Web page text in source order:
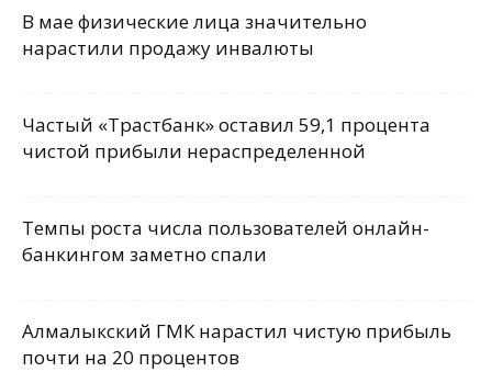
В мае физические лица значительно
нарастили продажу инвалюты
Частый «Трастбанк» оставил 59,1 процента
чистой прибыли нераспределенной
Темпы роста числа пользователей онлайн-
банкингом заметно спали
Алмалыкский ГМК нарастил чистую прибыль
почти на 20 процентов